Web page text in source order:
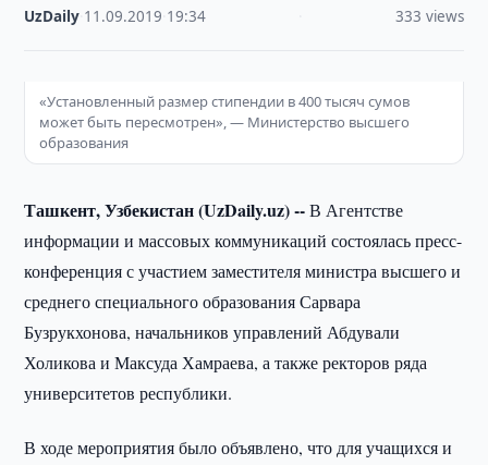
UzDaily 11.09.2019 19:34 333 views
«Установленный размер стипендии в 400 тысяч сумов
может быть пересмотрен», — Министерство высшего
образования
Ташкент, Узбекистан (UzDaily.uz) --В Агентстве
информации и массовых коммуникаций состоялась пресс-
конференция с участием заместителя министра высшего и
среднего специального образования Сарвара
Бузрукхонова, начальников управлений Абдували
Холикова и Максуда Хамраева, а также ректоров ряда
университетов республики.
В ходе мероприятия было объявлено, что для учащихся и